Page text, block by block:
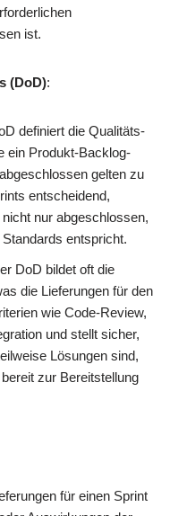
ist.
(DoD):
definiert die Qualitäts-
ein Produkt-Backlog-
gelten zu
entscheidend,
nur abgeschlossen,
entspricht.
DoD bildet oft die
die Lieferungen für den
wie Code-Review,
und stellt sicher,
Lösungen sind,
zur Bereitstellung
für einen Sprint